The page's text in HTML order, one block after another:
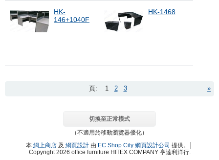
HK-
146+1040F
HK-1468
»
頁: 1 2 3
切換至正常模式
（不適用於移動瀏覽器優化）
本 網上商店 及 網頁設計 由 EC Shop City 網頁設計公司 提供。│
Copyright 2026 office furniture HITEX COMPANY 亨達利洋行.